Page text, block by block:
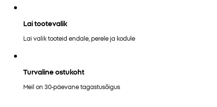
Lai tootevalik
Lai valik tooteid endale, perele ja kodule
Turvaline ostukoht
Meil on 30-päevane tagastusõigus